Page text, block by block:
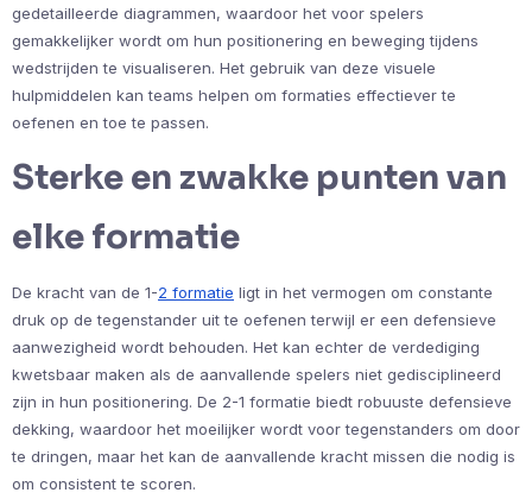
gedetailleerde diagrammen, waardoor het voor spelers
gemakkelijker wordt om hun positionering en beweging tijdens
wedstrijden te visualiseren. Het gebruik van deze visuele
hulpmiddelen kan teams helpen om formaties effectiever te
oefenen en toe te passen.
Sterke en zwakke punten van
elke formatie
De kracht van de 1-2 formatie ligt in het vermogen om constante
druk op de tegenstander uit te oefenen terwijl er een defensieve
aanwezigheid wordt behouden. Het kan echter de verdediging
kwetsbaar maken als de aanvallende spelers niet gedisciplineerd
zijn in hun positionering. De 2-1 formatie biedt robuuste defensieve
dekking, waardoor het moeilijker wordt voor tegenstanders om door
te dringen, maar het kan de aanvallende kracht missen die nodig is
om consistent te scoren.